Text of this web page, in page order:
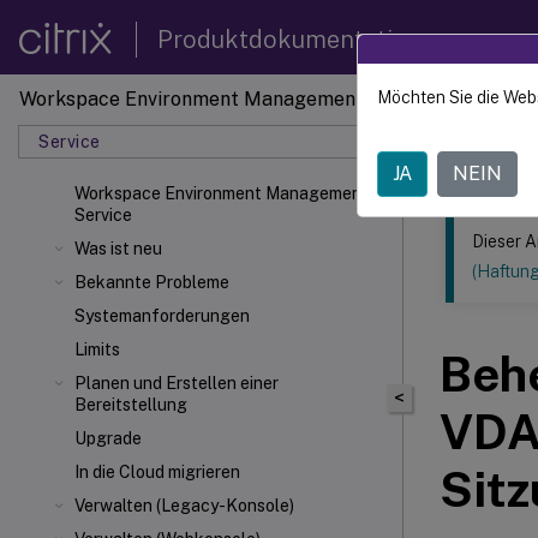
Produktdokumentation
Workspace Environment Management
Service
Workspace Environment Management
Service
Was ist neu
Bekannte Probleme
Systemanforderungen
Limits
Planen und Erstellen einer
Bereitstellung
Upgrade
In die Cloud migrieren
Verwalten (Legacy-Konsole)
Dieser Inhalt
<
Dieser
Möchten Sie die
JA NEIN